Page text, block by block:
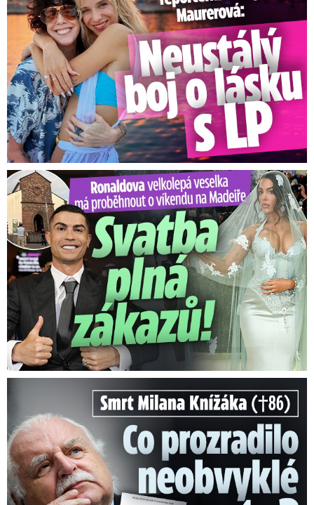
Ronaldova velkolepá veselka na Madeiře: Svatba plná zákazů!
Smrt Milana Knížáka (†86): Co prozradilo neobvyklé parte?